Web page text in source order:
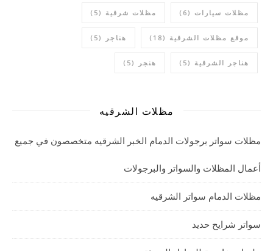
مظلات سيارات (6) مظلات شرقية (5)
موقع مظلات الشرقية (18) هناجر (5)
هناجر الشرقية (5) هنجر (5)
مظلات الشرقيه
مظلات سواتر برجولات الدمام الخبر الشرقيه متخصصون في جميع
أعمال المظلات والسواتر والبرجولات
مظلات الدمام سواتر الشرقيه
سواتر شرايح حديد